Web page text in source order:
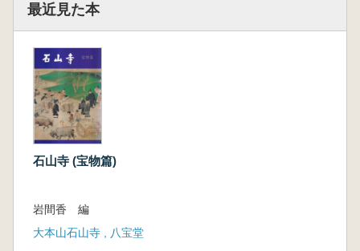
最近見た本
石山寺 (宝物篇)
岩間香 編
大本山石山寺 , 八宝堂